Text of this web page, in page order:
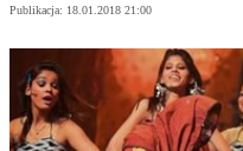
Publikacja: 18.01.2018 21:00